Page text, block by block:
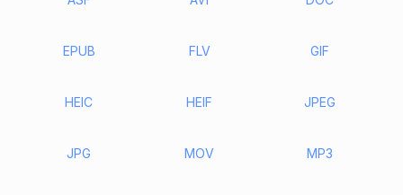
EPUB FLV GIF
HEIC HEIF JPEG
JPG MOV MP3